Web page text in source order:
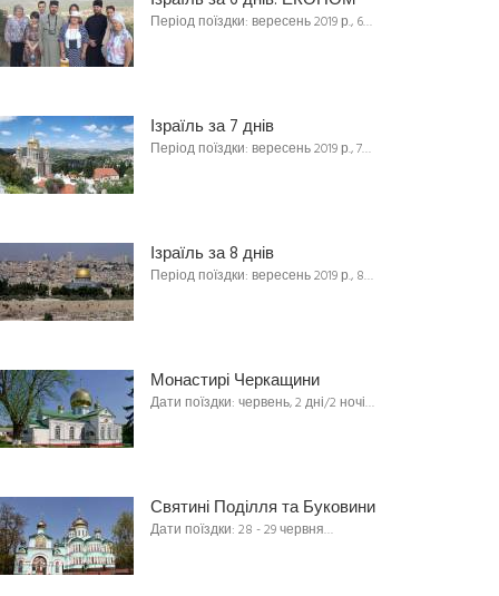
Період поїздки: вересень 2019 р., 6…
Ізраїль за 7 днів
Період поїздки: вересень 2019 р., 7…
Ізраїль за 8 днів
Період поїздки: вересень 2019 р., 8…
Монастирі Черкащини
Дати поїздки: червень, 2 дні/2 ночі…
Святині Поділля та Буковини
Дати поїздки: 28 - 29 червня…